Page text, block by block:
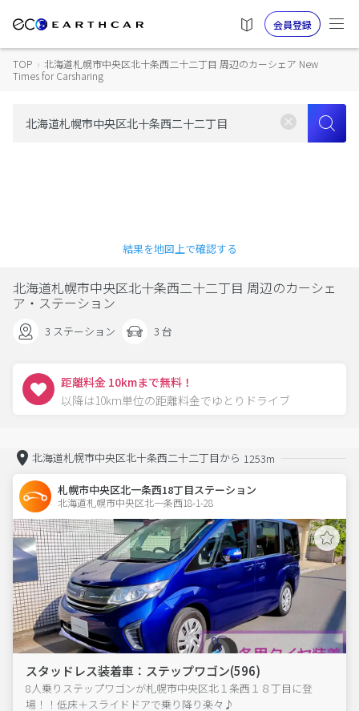
会員登録
TOP › 北海道札幌市中央区北十条西二十二丁目 周辺のカーシェア New
Times for Carsharing
結果を地図上で確認する
北海道札幌市中央区北十条西二十二丁目 周辺のカーシェ
ア・ステーション
3 ステーション 3 台
距離料金 10kmまで無料！
以降は10km単位の距離料金でゆとりドライブ
北海道札幌市中央区北十条西二十二丁目から 1253m
札幌市中央区北一条西18丁目ステーション
北海道札幌市中央区北一条西18-1-28
スタッドレス装着車：ステップワゴン(596)
8人乗りステップワゴンが札幌市中央区北１条西１８丁目に登
場！！低床＋スライドドアで乗り降り楽々♪